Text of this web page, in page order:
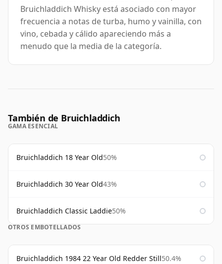
Bruichladdich Whisky está asociado con mayor
frecuencia a notas de turba, humo y vainilla, con
vino, cebada y cálido apareciendo más a
menudo que la media de la categoría.
También de Bruichladdich
GAMA ESENCIAL
Bruichladdich 18 Year Old50%
Bruichladdich 30 Year Old43%
Bruichladdich Classic Laddie50%
OTROS EMBOTELLADOS
Bruichladdich 1984 22 Year Old Redder Still50.4%